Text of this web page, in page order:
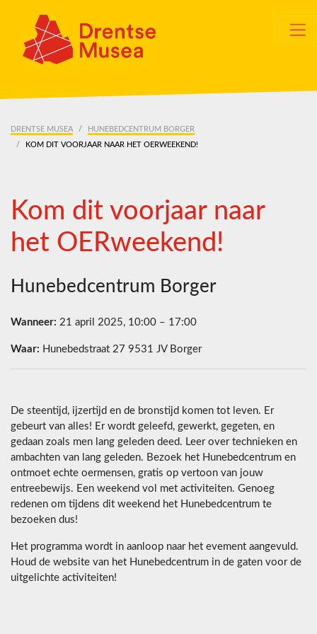
DRENTSE MUSEA
HUNEBEDCENTRUM BORGER
KOM DIT VOORJAAR NAAR HET OERWEEKEND!
Kom dit voorjaar naar
het OERweekend!
Hunebedcentrum Borger
Wanneer: 21 april 2025, 10:00 – 17:00
Waar: Hunebedstraat 27 9531 JV Borger
De steentijd, ijzertijd en de bronstijd komen tot leven. Er
gebeurt van alles! Er wordt geleefd, gewerkt, gegeten, en
gedaan zoals men lang geleden deed. Leer over technieken en
ambachten van lang geleden. Bezoek het Hunebedcentrum en
ontmoet echte oermensen, gratis op vertoon van jouw
entreebewijs. Een weekend vol met activiteiten. Genoeg
redenen om tijdens dit weekend het Hunebedcentrum te
bezoeken dus!
Het programma wordt in aanloop naar het evement aangevuld.
Houd de website van het Hunebedcentrum in de gaten voor de
uitgelichte activiteiten!